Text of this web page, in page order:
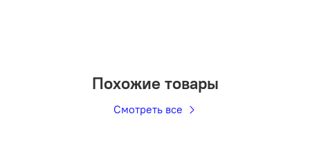
Похожие товары
Смотреть все